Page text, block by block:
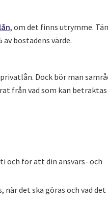
, om det finns utrymme.
bostadens värde.
Dock bör man
från vad som kan
och för att din ansvars- och
det ska göras och vad det